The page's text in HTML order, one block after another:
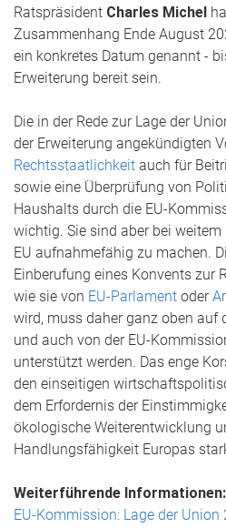
Ratspräsident Charles Michel
Zusammenhang Ende August
ein konkretes Datum genannt -
Erweiterung bereit sein.
Die in der Rede zur Lage der
der Erweiterung angekündigten
Rechtsstaatlichkeit auch für
sowie eine Überprüfung von
Haushalts durch die EU-
wichtig. Sie sind aber bei
EU aufnahmefähig zu machen.
Einberufung eines Konvents zur
wie sie von EU-Parlament oder
wird, muss daher ganz oben auf
und auch von der EU-
unterstützt werden. Das enge
den einseitigen
dem Erfordernis der
ökologische Weiterentwicklung
Handlungsfähigkeit Europas
Weiterführende Informationen:
EU-Kommission: Lage der